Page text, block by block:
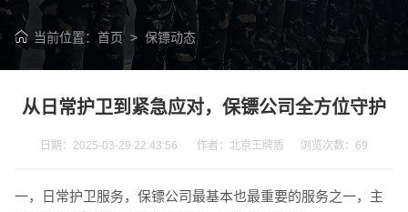
当前位置： 首页> 保镖动态
从日常护卫到紧急应对，保镖公司全方位守护
日期：2025-03-29 22:43:56 作者：北京王牌盾 浏览次数： 69
一，日常护卫服务，保镖公司最基本也最重要的服务之一，主